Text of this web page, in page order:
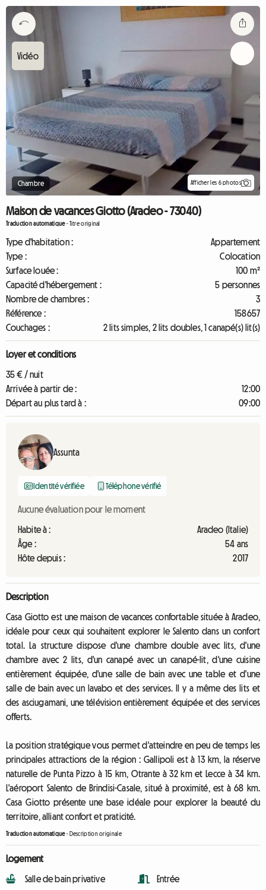
Chambre Afficher les 6 photos
Maison de vacances Giotto (Aradeo - 73040)
Traduction automatique-Titre original
Type d'habitation :
Appartement
Type :
Colocation
Surface louée :
100 m²
Capacité d'hébergement :
5 personnes
Nombre de chambres :
3
Référence :
158657
Couchages :
2 lits simples, 2 lits doubles, 1 canapé(s) lit(s)
Loyer et conditions
35 € / nuit
Arrivée à partir de :
12:00
Départ au plus tard à :
09:00
Assunta
Identité vérifiée Téléphone vérifié
Aucune évaluation pour le moment
Habite à :
Aradeo (Italie)
Âge :
54 ans
Hôte depuis :
2017
Description
Casa Giotto est une maison de vacances confortable située à Aradeo,
idéale pour ceux qui souhaitent explorer le Salento dans un confort
total. La structure dispose d'une chambre double avec lits, d'une
chambre avec 2 lits, d'un canapé avec un canapé-lit, d'une cuisine
entièrement équipée, d'une salle de bain avec une table et d'une
salle de bain avec un lavabo et des services. Il y a même des lits et
des asciugamani, une télévision entièrement équipée et des services
offerts.
La position stratégique vous permet d'atteindre en peu de temps les
principales attractions de la région : Gallipoli est à 13 km, la réserve
naturelle de Punta Pizzo à 15 km, Otrante à 32 km et Lecce à 34 km.
L'aéroport Salento de Brindisi-Casale, situé à proximité, est à 68 km.
Casa Giotto présente une base idéale pour explorer la beauté du
territoire, alliant confort et praticité.
Traduction automatique- Description originale
Logement
Salle de bain privative
Entrée